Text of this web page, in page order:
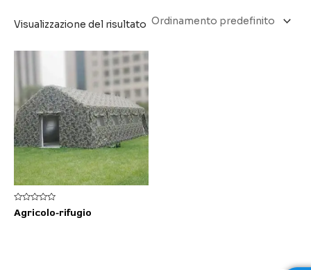
Visualizzazione del risultato
Valutato
0
Agricolo-rifugio